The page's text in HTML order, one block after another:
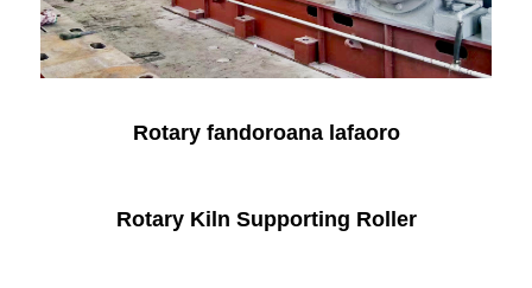
Rotary fandoroana lafaoro
Rotary Kiln Supporting Roller